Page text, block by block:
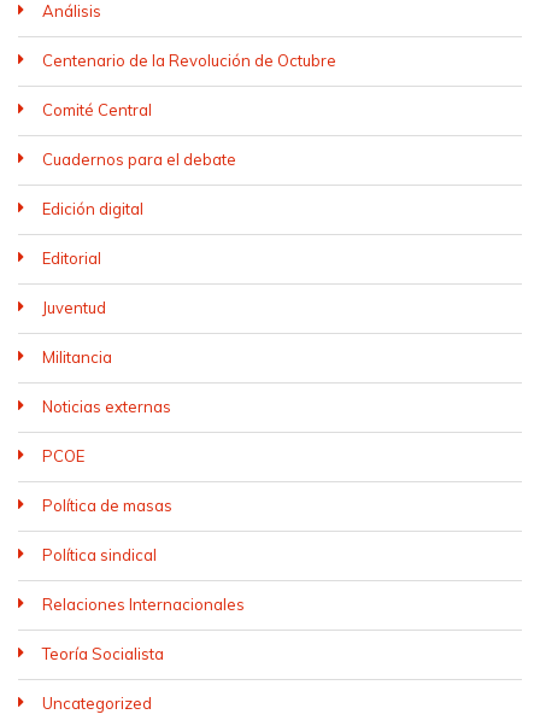
Análisis
Centenario de la Revolución de Octubre
Comité Central
Cuadernos para el debate
Edición digital
Editorial
Juventud
Militancia
Noticias externas
PCOE
Política de masas
Política sindical
Relaciones Internacionales
Teoría Socialista
Uncategorized